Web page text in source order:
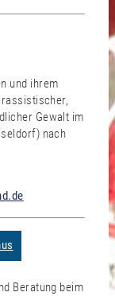
und ihrem
Gewalt im
nach
Beratung beim